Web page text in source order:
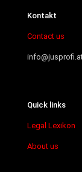
Kontakt
Contact us
Quick links
Legal Lexikon
About us